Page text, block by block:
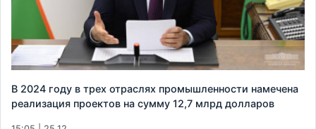
В 2024 году в трех отраслях промышленности намечена
реализация проектов на сумму 12,7 млрд долларов